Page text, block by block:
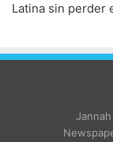
Latina sin perder